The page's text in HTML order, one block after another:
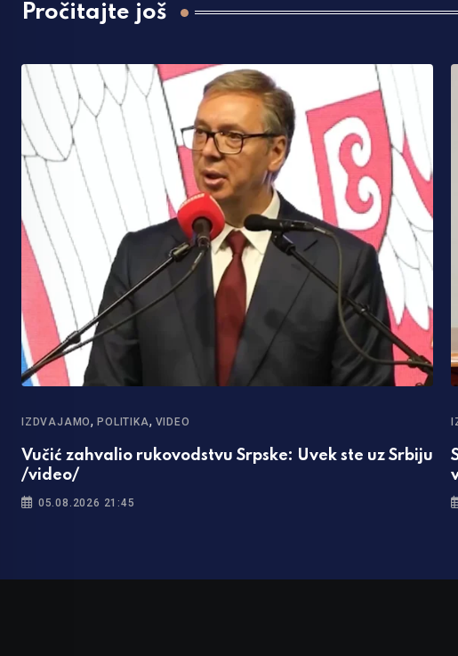
Pročitajte još
IZDVAJAMO,POLITIKA, VIDEO
Vučić zahvalio rukovodstvu Srpske: Uvek ste uz Srbiju
/video/
05.08.2026 21:45